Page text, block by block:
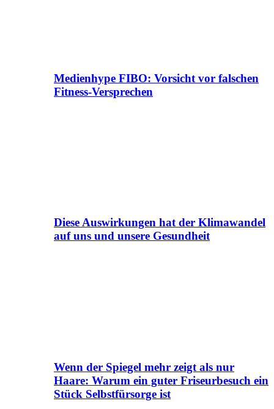
Medienhype FIBO: Vorsicht vor falschen
Fitness-Versprechen
Diese Auswirkungen hat der Klimawandel
auf uns und unsere Gesundheit
Wenn der Spiegel mehr zeigt als nur
Haare: Warum ein guter Friseurbesuch ein
Stück Selbstfürsorge ist